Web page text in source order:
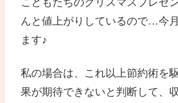
こどもたちのクリスマスプレゼ
んと値上がりしているので…今
ます♪
私の場合は、これ以上節約術を
果が期待できないと判断して、